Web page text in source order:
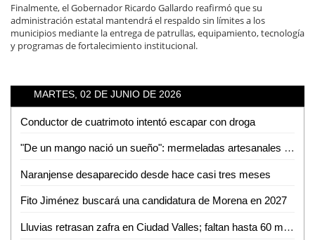
Finalmente, el Gobernador Ricardo Gallardo reafirmó que su
administración estatal mantendrá el respaldo sin límites a los
municipios mediante la entrega de patrullas, equipamiento, tecnología
y programas de fortalecimiento institucional.
MARTES, 02 DE JUNIO DE 2026
Conductor de cuatrimoto intentó escapar con droga
"De un mango nació un sueño": mermeladas artesanales de Cerritos ya llegan hasta EUA
Naranjense desaparecido desde hace casi tres meses
Fito Jiménez buscará una candidatura de Morena en 2027
Lluvias retrasan zafra en Ciudad Valles; faltan hasta 60 mil toneladas por cosechar